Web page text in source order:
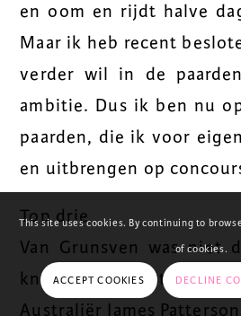
en oom en rijdt halve
Maar ik heb recent
verder wil in de
ambitie. Dus ik ben nu
paarden, die ik voor
en uitbrengen op
Top drie
Van Grunsven was niet
knap staaltje
Australiër James
This site uses cookies. By continuing to
of cookies.
ACCEPT COOKIES DECLINE